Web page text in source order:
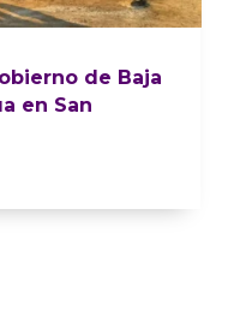
de Baja
en San